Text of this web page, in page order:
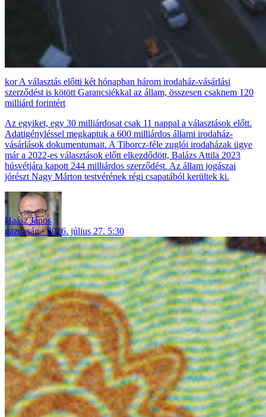
A választás előtti két hónapban három irodaház-vásárlási
szerződést is kötött Garancsiékkal az állam, összesen csaknem 120
milliárd forintért
Az egyiket, egy 30 milliárdosat csak 11 nappal a választások előtt.
Adatigényléssel megkaptuk a 600 milliárdos állami irodaház-
vásárlások dokumentumait. A Tiborcz-féle zuglói irodaházak ügye
már a 2022-es választások előtt elkezdődött, Balázs Attila 2023
húsvétjára kapott 244 milliárdos szerződést. Az állam jogászai
jórészt Nagy Márton testvérének régi csapatából kerültek ki.
Haász János
gazdaság
2026. július 27. 5:30